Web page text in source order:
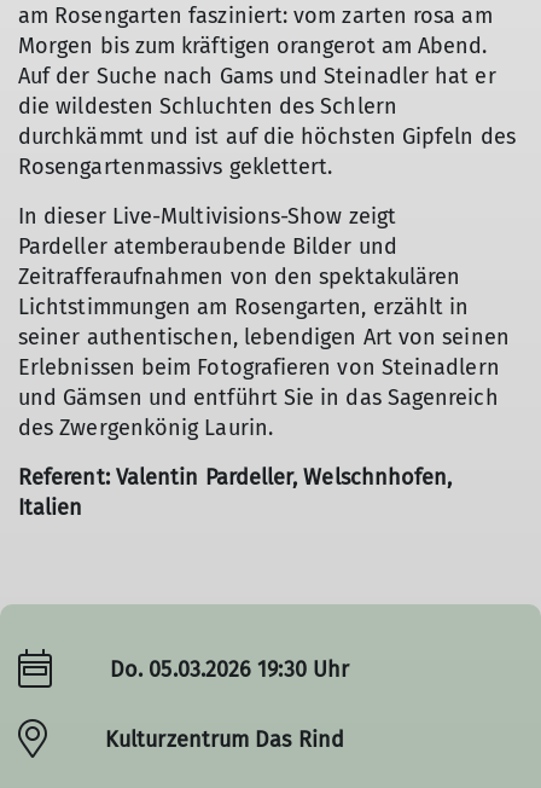
am Rosengarten fasziniert: vom zarten rosa am
Morgen bis zum kräftigen orangerot am Abend.
Auf der Suche nach Gams und Steinadler hat er
die wildesten Schluchten des Schlern
durchkämmt und ist auf die höchsten Gipfeln des
Rosengartenmassivs geklettert.
In dieser Live-Multivisions-Show zeigt
Pardeller atemberaubende Bilder und
Zeitrafferaufnahmen von den spektakulären
Lichtstimmungen am Rosengarten, erzählt in
seiner authentischen, lebendigen Art von seinen
Erlebnissen beim Fotografieren von Steinadlern
und Gämsen und entführt Sie in das Sagenreich
des Zwergenkönig Laurin.
Referent: Valentin Pardeller, Welschnhofen,
Italien
Do. 05.03.2026 19:30 Uhr
Kulturzentrum Das Rind